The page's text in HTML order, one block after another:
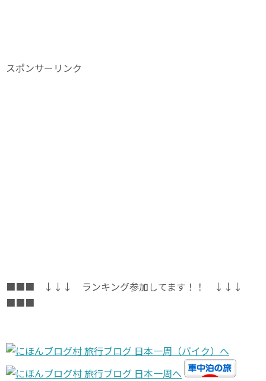
スポンサーリンク
■■■ ↓↓↓ ランキング参加してます！！ ↓↓↓
■■■